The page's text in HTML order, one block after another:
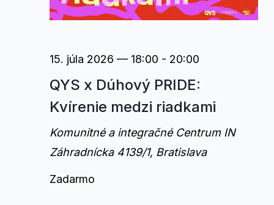
15. júla 2026 — 18:00 - 20:00
QYS x Dúhový PRIDE:
Kvírenie medzi riadkami
Komunitné a integračné Centrum IN
Záhradnícka 4139/1, Bratislava
Zadarmo